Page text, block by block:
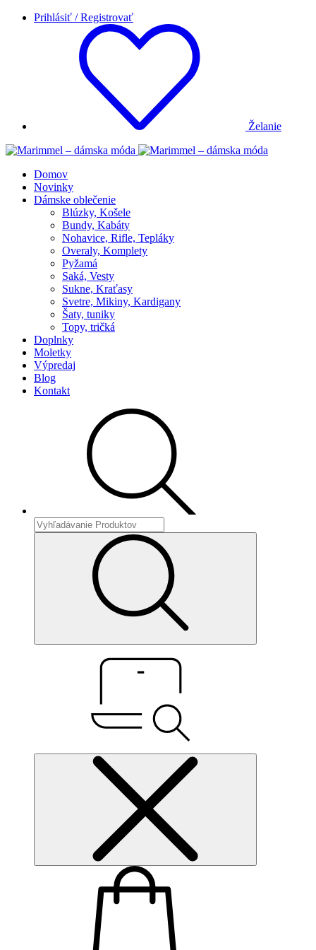
Prihlásiť / Registrovať
Želanie
Domov
Novinky
Dámske oblečenie
Blúzky, Košele
Bundy, Kabáty
Nohavice, Rifle, Tepláky
Overaly, Komplety
Pyžamá
Saká, Vesty
Sukne, Kraťasy
Svetre, Mikiny, Kardigany
Šaty, tuniky
Topy, tričká
Doplnky
Moletky
Výpredaj
Blog
Kontakt